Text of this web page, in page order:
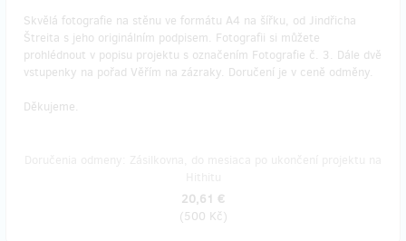
Skvělá fotografie na stěnu ve formátu A4 na šířku, od Jindřicha
Štreita s jeho originálním podpisem. Fotografii si můžete
prohlédnout v popisu projektu s označením Fotografie č. 3. Dále dvě
vstupenky na pořad Věřím na zázraky. Doručení je v ceně odměny.
Děkujeme.
20,61 €
(500 Kč)